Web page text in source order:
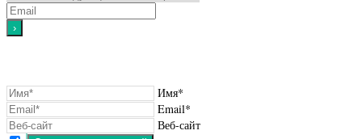
Имя*
Email*
Веб-сайт